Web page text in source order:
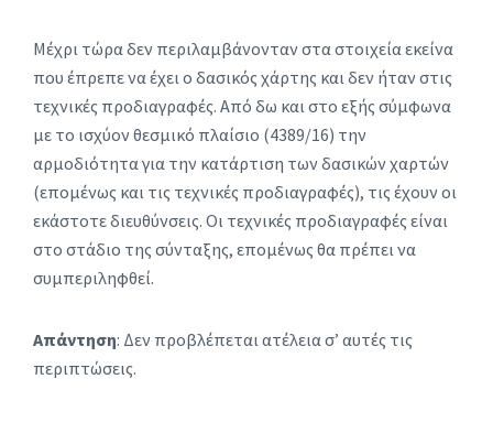
Μέχρι τώρα δεν περιλαμβάνονταν στα στοιχεία εκείνα
που έπρεπε να έχει ο δασικός χάρτης και δεν ήταν στις
τεχνικές προδιαγραφές. Από δω και στο εξής σύμφωνα
με το ισχύον θεσμικό πλαίσιο (4389/16) την
αρμοδιότητα για την κατάρτιση των δασικών χαρτών
(επομένως και τις τεχνικές προδιαγραφές), τις έχουν οι
εκάστοτε διευθύνσεις. Οι τεχνικές προδιαγραφές είναι
στο στάδιο της σύνταξης, επομένως θα πρέπει να
συμπεριληφθεί.
Απάντηση: Δεν προβλέπεται ατέλεια σ’ αυτές τις
περιπτώσεις.